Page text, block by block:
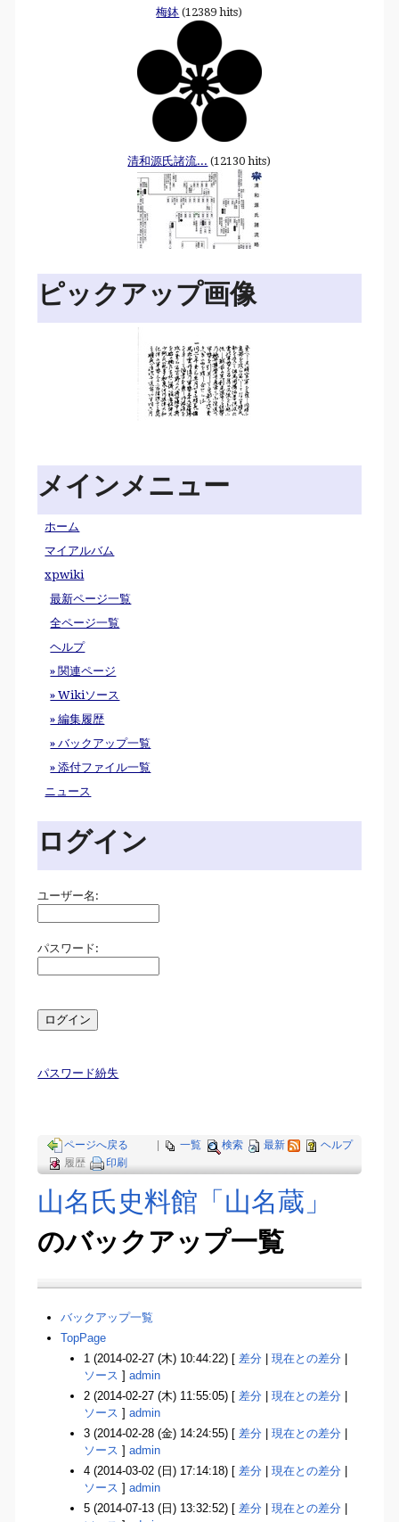
梅鉢 (12389 hits)
清和源氏諸流... (12130 hits)
ピックアップ画像
メインメニュー
ホーム
マイアルバム
xpwiki
最新ページ一覧
全ページ一覧
ヘルプ
» 関連ページ
» Wikiソース
» 編集履歴
» バックアップ一覧
» 添付ファイル一覧
ニュース
ログイン
ユーザー名:
パスワード:
パスワード紛失
一覧 検索 最新 ヘルプ
ページへ戻る
履歴
印刷
山名氏史料館「山名蔵」
のバックアップ一覧
バックアップ一覧
TopPage
1 (2014-02-27 (木) 10:44:22) [差分 |現在との差分
ソース ]admin
2 (2014-02-27 (木) 11:55:05) [差分 |現在との差分
ソース ]admin
3 (2014-02-28 (金) 14:24:55) [ 差分 |現在との差分
ソース ]admin
4 (2014-03-02 (日) 17:14:18) [ 差分 |現在との差分
ソース ]admin
5 (2014-07-13 (日) 13:32:52) [ 差分 |現在との差分 |